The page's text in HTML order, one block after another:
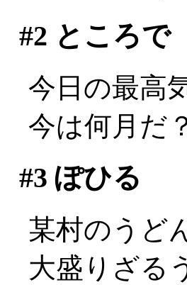
#2 ところで
今日の最高
今は何月だ
#3 ぽひる
某村のうど
大盛りざる